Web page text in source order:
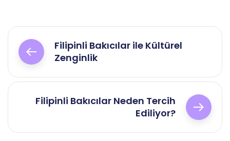
Yazı
gezinmesi
Filipinli Bakıcılar ile Kültürel
Zenginlik
Filipinli Bakıcılar Neden Tercih
Ediliyor?